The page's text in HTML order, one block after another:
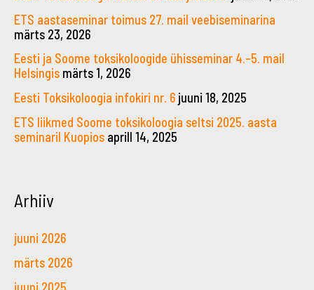
ETS aastaseminar toimus 27. mail veebiseminarina
märts 23, 2026
Eesti ja Soome toksikoloogide ühisseminar 4.–5. mail
Helsingis märts 1, 2026
Eesti Toksikoloogia infokiri nr. 6 juuni 18, 2025
ETS liikmed Soome toksikoloogia seltsi 2025. aasta
seminaril Kuopios aprill 14, 2025
Arhiiv
juuni 2026
märts 2026